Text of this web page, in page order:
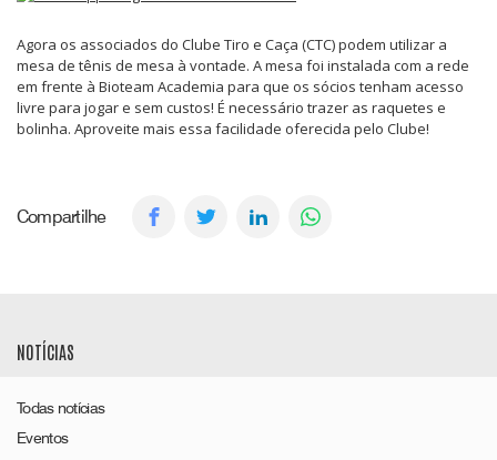
Agora os associados do Clube Tiro e Caça (CTC) podem utilizar a
mesa de tênis de mesa à vontade. A mesa foi instalada com a rede
em frente à Bioteam Academia para que os sócios tenham acesso
livre para jogar e sem custos! É necessário trazer as raquetes e
bolinha. Aproveite mais essa facilidade oferecida pelo Clube!
Compartilhe
NOTÍCIAS
Todas notícias
Eventos